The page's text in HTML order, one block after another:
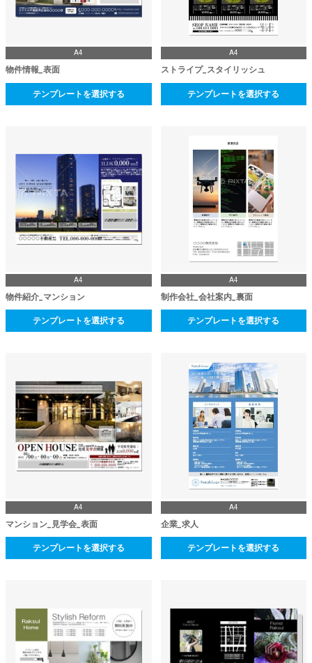
A4
物件情報_表面
テンプレートを選択する
A4
ストライプ_スタイリッシュ
テンプレートを選択する
A4
物件紹介_マンション
テンプレートを選択する
A4
制作会社_会社案内_裏面
テンプレートを選択する
A4
マンション_見学会_表面
テンプレートを選択する
A4
企業_求人
テンプレートを選択する